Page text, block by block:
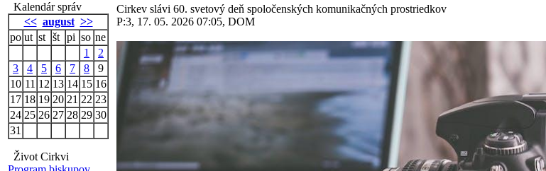
Kalendár správ
<< august >>
po ut st št pi so ne
1
2
3
4 5 6 7 8
9
10 11 12 13 14 15 16
17 18 19 20 21 22 23
24 25 26 27 28 29 30
31
Život Cirkvi
Cirkev slávi 60. svetový deň spoločenských komunikačných prostriedkov
P:3, 17. 05. 2026 07:05, DOM